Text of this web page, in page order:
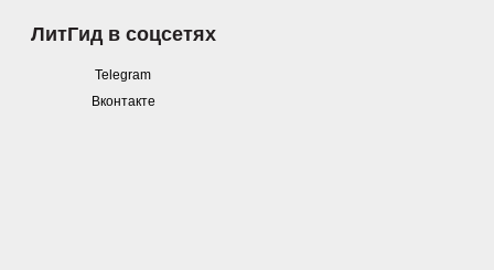
ЛитГид в соцсетях
Telegram
Вконтакте